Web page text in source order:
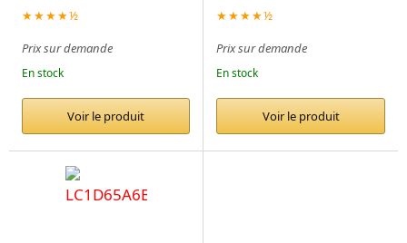
★★★★½
Prix sur demande
En stock
Voir le produit
★★★★½
Prix sur demande
En stock
Voir le produit